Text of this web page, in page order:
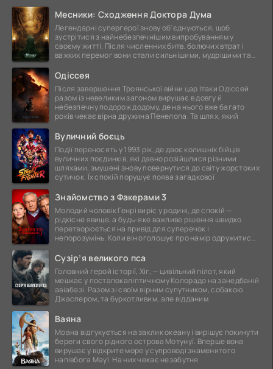
Месники: Сходження Доктора Дума
Легендарні супергерої знову об'єднуються, щоб
зустрітися з найнебезпечнішим випробуванням у
своєму житті. Після численних битв, болючих втрат і
важких перемог вони стали сильнішими, мудрішими та
Одіссея
Після завершення Троянської війни цар Ітаки Одіссей
разом із невеликим загоном вирушає в довгу й
небезпечну подорож додому, де на нього вже багато
років чекає вірна дружина Пенелопа. Та шлях, який
Вуличний боєць
Події переносять у 1993 рік, де двоє колишніх бійців
вуличних поєдинків, які давно розійшлися різними
шляхами, змушені знову повернутися до світу жорстоких
сутичок. Їх спокій порушує поява загадкової
Знайомство з Факерами 3
Молодий чоловік Генрі виріс у родині, де спокій —
рідкісне явище, а будь-яке важливе рішення швидко
перетворюється на привід для суперечок і
непорозумінь. Коли він оголошує про намір одружитися,
Сузір’я великого пса
Головний герой історії, Хіг, — цивільний пілот, який
мешкає у постапокаліптичному Колорадо на занедбаній
авіабазі. Разом зі своїм вірним супутником, собакою
Джаспером, та буркотливим, але відданим
Ваяна
Моана відгукується на заклик океану і вирішує покинути
береги свого рідного острова Мотунуї. Вперше вона
вирушає у відкрите море у супроводі знаменитого
напівбога Мауї. На них чекає незабутня